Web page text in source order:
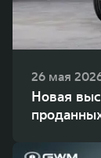
26 мая
Новая